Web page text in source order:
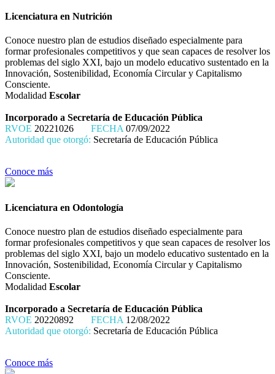
Licenciatura en Nutrición
Conoce nuestro plan de estudios diseñado especialmente para
formar profesionales competitivos y que sean capaces de resolver los
problemas del siglo XXI, bajo un modelo educativo sustentado en la
Innovación, Sostenibilidad, Economía Circular y Capitalismo
Consciente.
Modalidad Escolar
Incorporado a Secretaría de Educación Pública
RVOE 20221026 FECHA 07/09/2022
Autoridad que otorgó: Secretaría de Educación Pública
Conoce más
Licenciatura en Odontología
Conoce nuestro plan de estudios diseñado especialmente para
formar profesionales competitivos y que sean capaces de resolver los
problemas del siglo XXI, bajo un modelo educativo sustentado en la
Innovación, Sostenibilidad, Economía Circular y Capitalismo
Consciente.
Modalidad Escolar
Incorporado a Secretaría de Educación Pública
RVOE 20220892 FECHA 12/08/2022
Autoridad que otorgó: Secretaría de Educación Pública
Conoce más